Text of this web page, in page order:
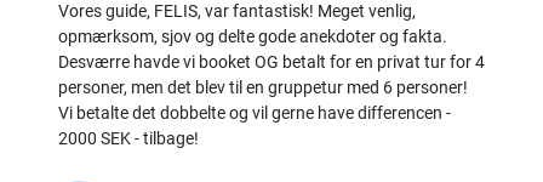
Vores guide, FELIS, var fantastisk! Meget venlig,
opmærksom, sjov og delte gode anekdoter og fakta.
Desværre havde vi booket OG betalt for en privat tur for 4
personer, men det blev til en gruppetur med 6 personer!
Vi betalte det dobbelte og vil gerne have differencen -
2000 SEK - tilbage!